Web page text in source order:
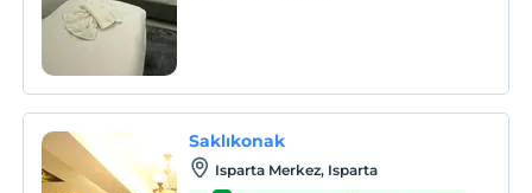
Saklıkonak
Isparta Merkez, Isparta